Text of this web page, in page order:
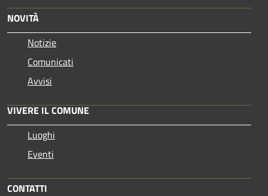
NOVITÀ
Notizie
Comunicati
Avvisi
VIVERE IL COMUNE
Luoghi
Eventi
CONTATTI